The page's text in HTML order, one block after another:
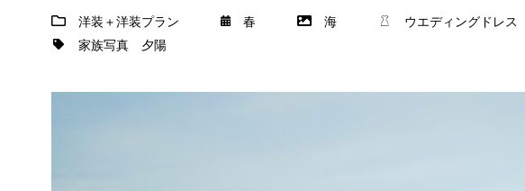
洋装＋洋装プラン 春 海 ウエディングドレス
家族写真
夕陽